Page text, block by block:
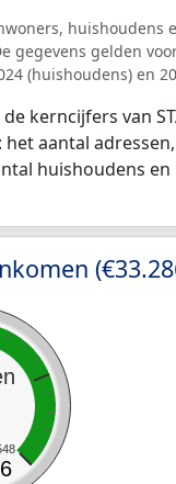
huishoudens
gegevens gelden
(huishoudens) en
kerncijfers van
aantal
huishoudens en